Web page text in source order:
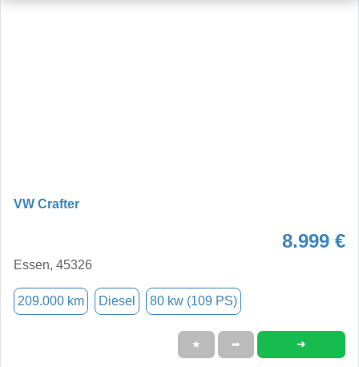
VW Crafter
8.999 €
Essen, 45326
209.000 km Diesel 80 kw (109 PS)
★ ➦ ➜